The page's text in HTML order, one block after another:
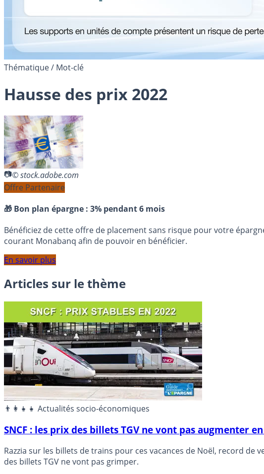
Thématique / Mot-clé
Hausse des prix 2022
© stock.adobe.com
Offre Partenaire
🎁 Bon plan épargne : 3% pendant 6 mois
Bénéficiez de cette offre de placement sans risque pour votre
courant Monabanq afin de pouvoir en bénéficier.
En savoir plus
Articles sur le thème
👨‍👩‍👧‍👧 Actualités socio-économiques
SNCF : les prix des billets TGV ne vont pas augmenter
Razzia sur les billets de trains pour ces vacances de Noël, record de
des billets TGV ne vont pas grimper.